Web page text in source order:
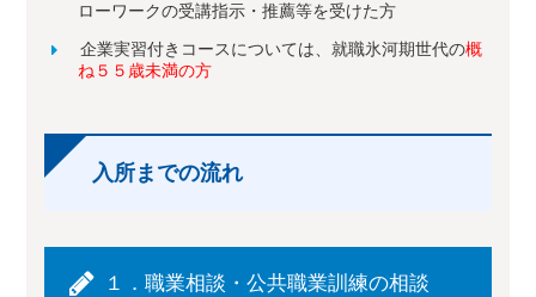
ローワークの受講指示・推薦等を受けた方
企業実習付きコースについては、就職氷河期世代の概
ね５５歳未満の方
入所までの流れ
１．職業相談・公共職業訓練の相談